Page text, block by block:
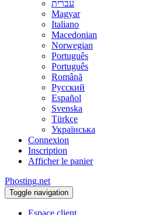
עברית
Magyar
Italiano
Macedonian
Norwegian
Português
Português
Română
Русский
Español
Svenska
Türkçe
Українська
Connexion
Inscription
Afficher le panier
Phosting.net
Toggle navigation
Espace client